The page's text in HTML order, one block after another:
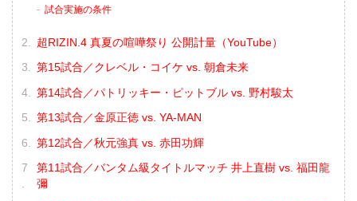
試合実施の条件
超RIZIN.4 真夏の喧嘩祭り 公開計量（YouTube）
第15試合／クレベル・コイケ vs. 朝倉未来
第14試合／パトリッキー・ピットブル vs. 野村駿太
第13試合／金原正徳 vs. YA-MAN
第12試合／秋元強真 vs. 赤田功輝
第11試合／バンタム級タイトルマッチ 井上直樹 vs. 福田龍
彌